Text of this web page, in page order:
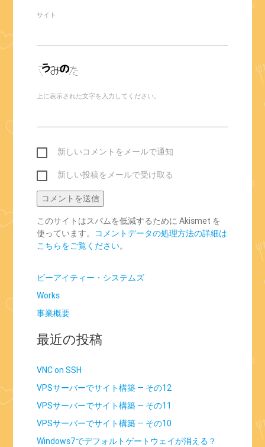
サイト
上に表示された文字を入力してください。
新しいコメントをメールで通知
新しい投稿をメールで受け取る
このサイトはスパムを低減するために Akismet を
使っています。 コメントデータの処理方法の詳細は
こちらをご覧ください。
ビーアイティー・システムズ
Works
事業概要
最近の投稿
VNC on SSH
VPSサーバーでサイト構築 — その12
VPSサーバーでサイト構築 — その11
VPSサーバーでサイト構築 — その10
Windows7でデフォルトゲートウェイが消える？